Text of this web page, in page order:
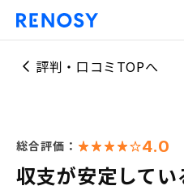
評判・口コミTOPへ
総合評価： 4.0
収支が安定してい